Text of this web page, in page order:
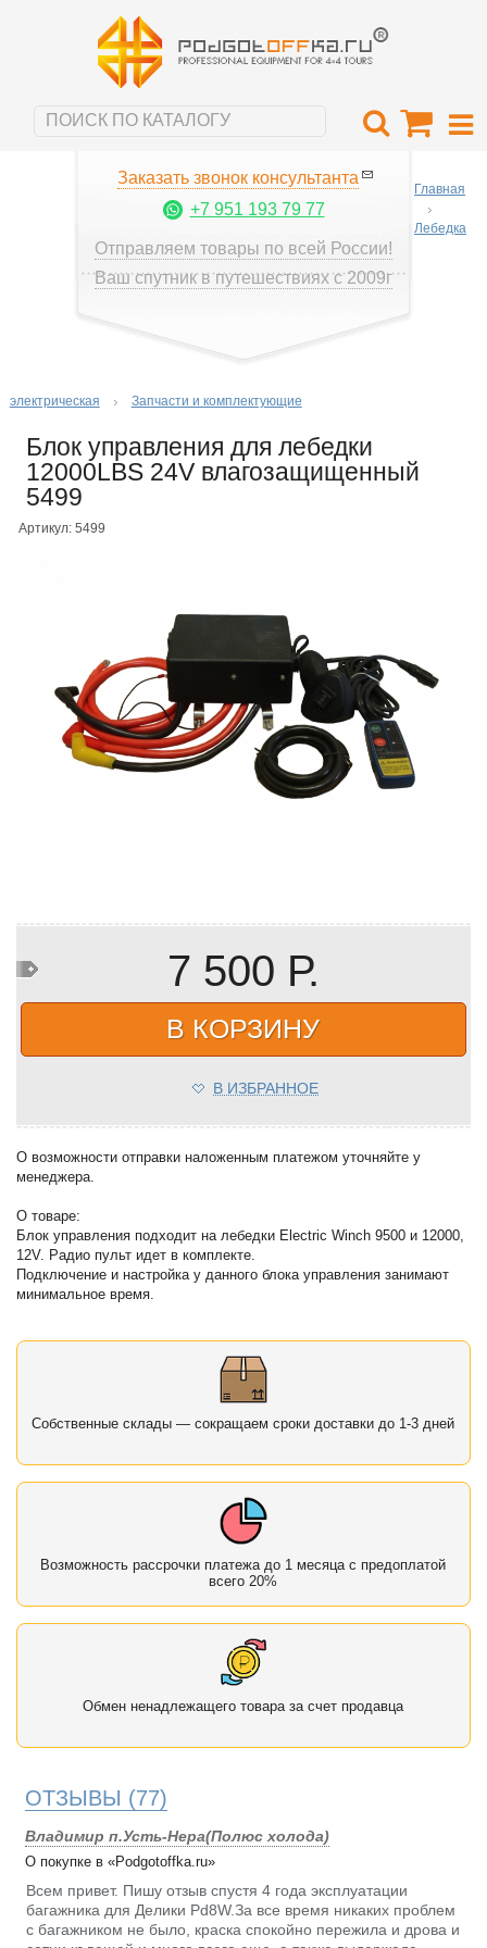
Заказать звонок консультанта
+7 951 193 79 77
Отправляем товары по всей России!
Ваш спутник в путешествиях с 2009г
Главная
Лебедка
электрическая Запчасти и комплектующие
Блок управления для лебедки
12000LBS 24V влагозащищенный
5499
Артикул: 5499
7 500 Р.
В КОРЗИНУ
В ИЗБРАННОЕ
О возможности отправки наложенным платежом уточняйте у
менеджера.
О товаре:
Блок управления подходит на лебедки Electric Winch 9500 и 12000,
12V. Радио пульт идет в комплекте.
Подключение и настройка у данного блока управления занимают
минимальное время.
Собственные склады — сокращаем сроки доставки до 1-3 дней
Возможность рассрочки платежа до 1 месяца с предоплатой
всего 20%
Обмен ненадлежащего товара за счет продавца
ОТЗЫВЫ (77)
Владимир п.Усть-Нера(Полюс холода)
О покупке в «Podgotoffka.ru»
Всем привет. Пишу отзыв спустя 4 года эксплуатации
багажника для Делики Pd8W.За все время никаких проблем
с багажником не было, краска спокойно пережила и дрова и